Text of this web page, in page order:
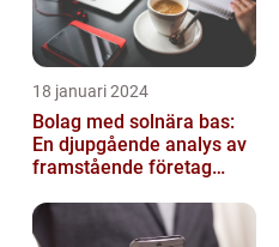
18 januari 2024
Bolag med solnära bas:
En djupgående analys av
framstående företag